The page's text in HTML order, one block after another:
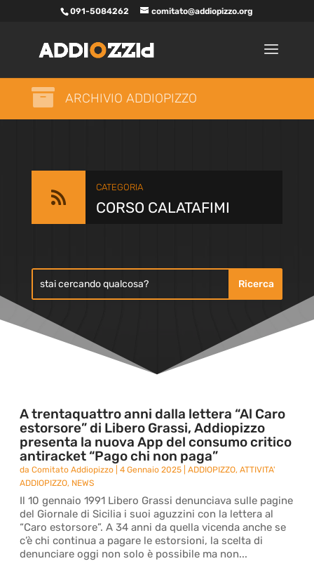
091-5084262 comitato@addiopizzo.org
 ARCHIVIO ADDIOPIZZO

CATEGORIA
CORSO CALATAFIMI
A trentaquattro anni dalla lettera “Al Caro
estorsore” di Libero Grassi, Addiopizzo
presenta la nuova App del consumo critico
antiracket “Pago chi non paga”
daComitato Addiopizzo |4 Gennaio 2025 |ADDIOPIZZO,ATTIVITA'
ADDIOPIZZO, NEWS
Il 10 gennaio 1991 Libero Grassi denunciava sulle pagine
del Giornale di Sicilia i suoi aguzzini con la lettera al
“Caro estorsore”. A 34 anni da quella vicenda anche se
c’è chi continua a pagare le estorsioni, la scelta di
denunciare oggi non solo è possibile ma non...